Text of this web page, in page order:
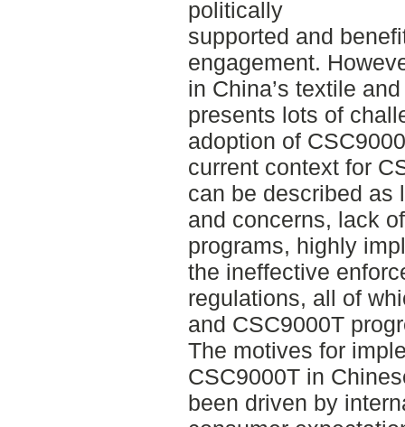
politically
supported and
engagement.
in China’s textile
presents lots of
adoption of
current context for
can be described as
and concerns, lack
programs, highly
the ineffective
regulations, all of
and CSC9000T
The motives for
CSC9000T in
been driven by